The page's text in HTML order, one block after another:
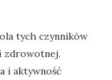
tych czynników
zdrowotnej.
i aktywność